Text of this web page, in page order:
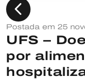
chevron_left
Postada em 25
UFS –
por